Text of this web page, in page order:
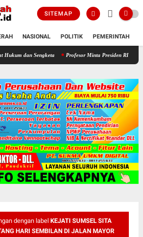
SITEMAP
NASIONAL POLITIK PEMERINTAH
Pengisian BPD, DPRD Sragen Waspadai Potensi Cacat
dengan label KEJATI SUMSEL SITA
HARI SEMBILAN DI JALAN MAYOR